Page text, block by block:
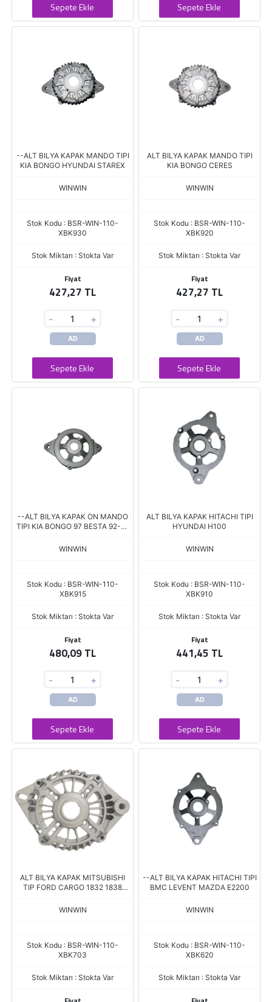
Sepete Ekle Sepete Ekle
--ALT BILYA KAPAK MANDO TIPI
KIA BONGO HYUNDAI STAREX
WINWIN
Stok Kodu : BSR-WIN-110-
XBK930
Stok Miktarı : Stokta Var
Fiyat
427,27 TL
- +
AD
Sepete Ekle
ALT BILYA KAPAK MANDO TIPI
KIA BONGO CERES
WINWIN
Stok Kodu : BSR-WIN-110-
XBK920
Stok Miktarı : Stokta Var
Fiyat
427,27 TL
- +
AD
Sepete Ekle
--ALT BILYA KAPAK ON MANDO
TIPI KIA BONGO 97 BESTA 92-99
WINWIN
Stok Kodu : BSR-WIN-110-
XBK915
Stok Miktarı : Stokta Var
Fiyat
480,09 TL
- +
AD
Sepete Ekle
ALT BILYA KAPAK HITACHI TIPI
HYUNDAI H100
WINWIN
Stok Kodu : BSR-WIN-110-
XBK910
Stok Miktarı : Stokta Var
Fiyat
441,45 TL
- +
AD
Sepete Ekle
ALT BILYA KAPAK MITSUBISHI
TIP FORD CARGO 1832 1838
WINWIN
Stok Kodu : BSR-WIN-110-
XBK703
Stok Miktarı : Stokta Var
--ALT BILYA KAPAK HITACHI TIPI
BMC LEVENT MAZDA E2200
WINWIN
Stok Kodu : BSR-WIN-110-
XBK620
Stok Miktarı : Stokta Var